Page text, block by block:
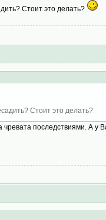
Стоит это делать?
Стоит это делать?
чревата последствиями. А у